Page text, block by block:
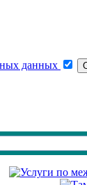
данных